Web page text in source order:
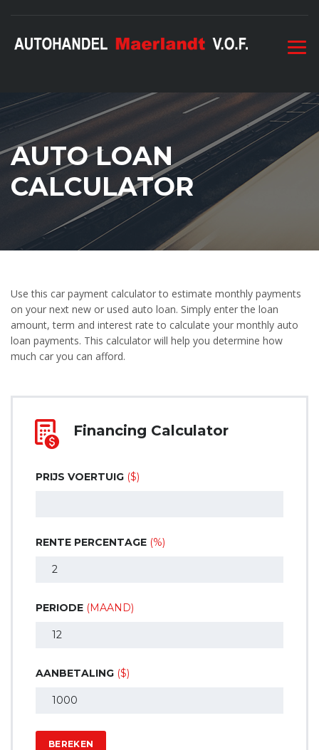
AUTO LOAN
CALCULATOR
Use this car payment calculator to estimate monthly payments
on your next new or used auto loan. Simply enter the loan
amount, term and interest rate to calculate your monthly auto
loan payments. This calculator will help you determine how
much car you can afford.
Financing Calculator
PRIJS VOERTUIG ($)
RENTE PERCENTAGE (%)
PERIODE (MAAND)
AANBETALING ($)
BEREKEN